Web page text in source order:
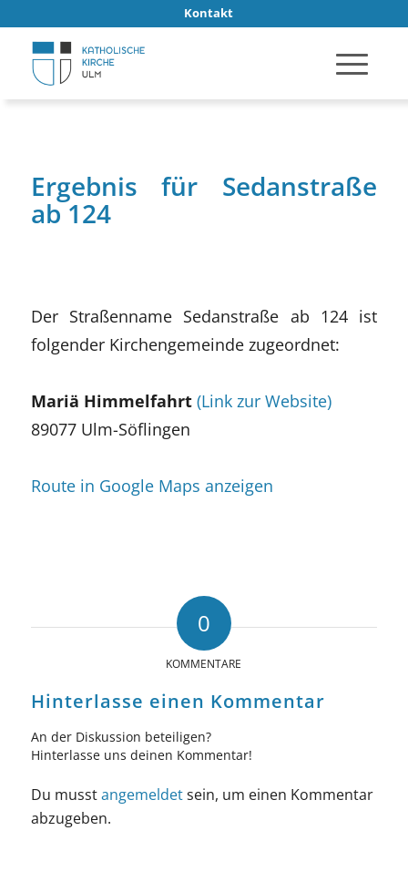
Kontakt
Ergebnis für Sedanstraße
ab 124
Der Straßenname Sedanstraße ab 124 ist
folgender Kirchengemeinde zugeordnet:
Mariä Himmelfahrt (Link zur Website)
89077 Ulm-Söflingen
Route in Google Maps anzeigen
0
KOMMENTARE
Hinterlasse einen Kommentar
An der Diskussion beteiligen?
Hinterlasse uns deinen Kommentar!
Du musstangemeldetsein, um einen Kommentar
abzugeben.